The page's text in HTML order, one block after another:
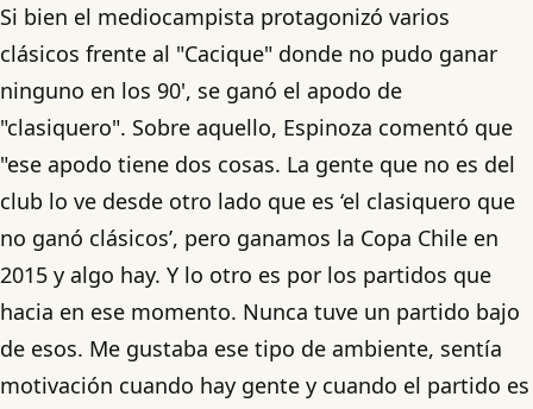
Si bien el mediocampista protagonizó varios
clásicos frente al "Cacique" donde no pudo ganar
ninguno en los 90', se ganó el apodo de
"clasiquero". Sobre aquello, Espinoza comentó que
"ese apodo tiene dos cosas. La gente que no es del
club lo ve desde otro lado que es ‘el clasiquero que
no ganó clásicos’, pero ganamos la Copa Chile en
2015 y algo hay. Y lo otro es por los partidos que
hacia en ese momento. Nunca tuve un partido bajo
de esos. Me gustaba ese tipo de ambiente, sentía
motivación cuando hay gente y cuando el partido es